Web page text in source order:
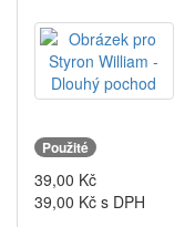
Použité
39,00 Kč
39,00 Kč s DPH